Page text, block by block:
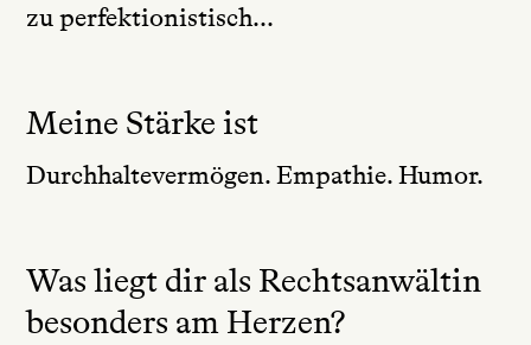
zu perfektionistisch...
Meine Stärke ist
Durchhaltevermögen. Empathie. Humor.
Was liegt dir als Rechtsanwältin
besonders am Herzen?